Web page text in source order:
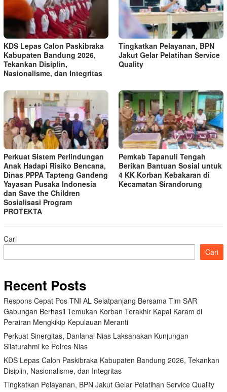
KDS Lepas Calon Paskibraka
Kabupaten Bandung 2026,
Tekankan Disiplin,
Nasionalisme, dan Integritas
Tingkatkan Pelayanan, BPN
Jakut Gelar Pelatihan Service
Quality
Perkuat Sistem Perlindungan
Anak Hadapi Risiko Bencana,
Dinas PPPA Tapteng Gandeng
Yayasan Pusaka Indonesia
dan Save the Children
Sosialisasi Program
PROTEKTA
Pemkab Tapanuli Tengah
Berikan Bantuan Sosial untuk
4 KK Korban Kebakaran di
Kecamatan Sirandorung
Cari
Cari
Recent Posts
Respons Cepat Pos TNI AL Selatpanjang Bersama Tim SAR
Gabungan Berhasil Temukan Korban Terakhir Kapal Karam di
Perairan Mengkikip Kepulauan Meranti
Perkuat Sinergitas, Danlanal Nias Laksanakan Kunjungan
Silaturahmi ke Polres Nias
KDS Lepas Calon Paskibraka Kabupaten Bandung 2026, Tekankan
Disiplin, Nasionalisme, dan Integritas
Tingkatkan Pelayanan, BPN Jakut Gelar Pelatihan Service Quality